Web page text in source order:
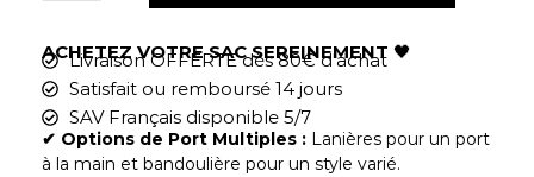
ACHETEZ VOTRE SAC SEREINEMENT 🖤
Livraison OFFERTE dès 80€ d'achat
Satisfait ou remboursé 14 jours
SAV Français disponible 5/7
✔︎ Options de Port Multiples : Lanières pour un port
à la main et bandoulière pour un style varié.